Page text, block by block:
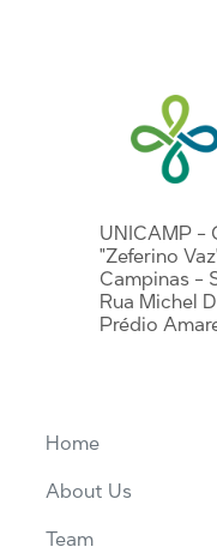
UNICAMP -
"Zeferino
Campinas -
Rua Michel
Prédio
Home
About Us
Team